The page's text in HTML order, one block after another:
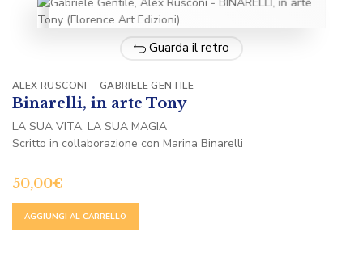
Guarda il retro
ALEX RUSCONI GABRIELE GENTILE
Binarelli, in arte Tony
LA SUA VITA, LA SUA MAGIA
Scritto in collaborazione con Marina Binarelli
50,00€
AGGIUNGI AL CARRELLO